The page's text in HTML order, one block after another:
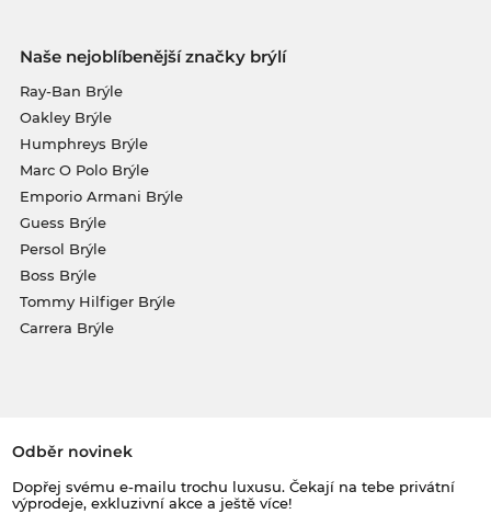
Naše nejoblíbenější značky brýlí
Ray-Ban Brýle
Oakley Brýle
Humphreys Brýle
Marc O Polo Brýle
Emporio Armani Brýle
Guess Brýle
Persol Brýle
Boss Brýle
Tommy Hilfiger Brýle
Carrera Brýle
Odběr novinek
Dopřej svému e-mailu trochu luxusu. Čekají na tebe privátní
výprodeje, exkluzivní akce a ještě více!